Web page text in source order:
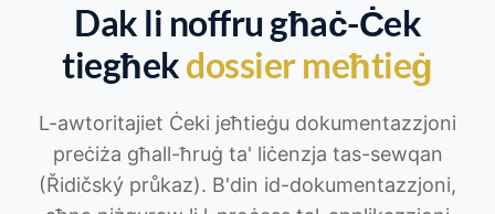
Dak li noffru għaċ-Ċek
tiegħekdossier meħtieġ
L-awtoritajiet Ċeki jeħtieġu dokumentazzjoni
preċiża għall-ħruġ ta' liċenzja tas-sewqan
(Řidičský průkaz). B'din id-dokumentazzjoni,